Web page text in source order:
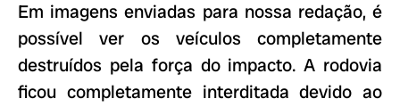
Em imagens enviadas para nossa redação, é
possível ver os veículos completamente
destruídos pela força do impacto. A rodovia
ficou completamente interditada devido ao